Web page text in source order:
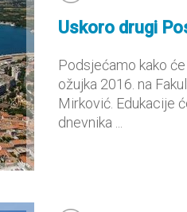
Uskoro drugi
Podsjećamo kako
ožujka 2016. na
Mirković. Edukacije
dnevnika ...